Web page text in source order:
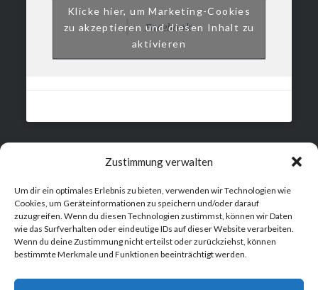
Zustimmung verwalten
Um dir ein optimales Erlebnis zu bieten, verwenden wir Technologien wie
Cookies, um Geräteinformationen zu speichern und/oder darauf
zuzugreifen. Wenn du diesen Technologien zustimmst, können wir Daten
wie das Surfverhalten oder eindeutige IDs auf dieser Website verarbeiten.
Wenn du deine Zustimmung nicht erteilst oder zurückziehst, können
bestimmte Merkmale und Funktionen beeinträchtigt werden.
Facebook
Klicke hier, um Marketing-Cookies
zu akzeptieren und diesen Inhalt zu
aktivieren
SUCHEN